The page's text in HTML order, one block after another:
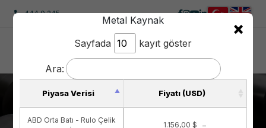
444 0 245
Sanayi Borusu Birim Ağırlıkları
Tablosu